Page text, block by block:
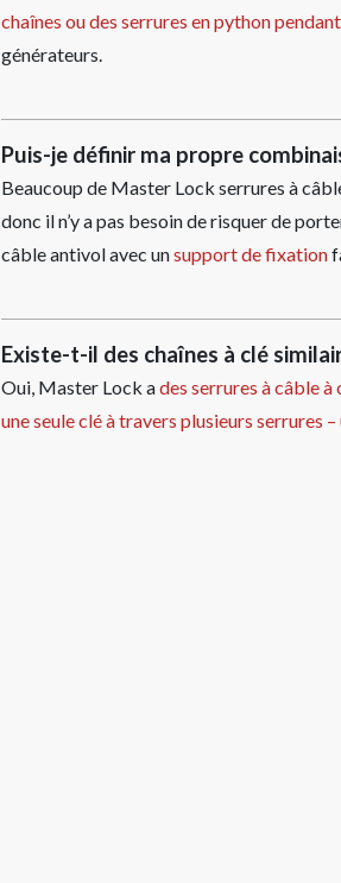
chaînes ou des serrures en python
générateurs.
Puis-je définir ma propre
Beaucoup de Master Lock serrures à
donc il n’y a pas besoin de risquer de
câble antivol avec unsupport de fixation
Existe-t-il des chaînes à clé
Oui, Master Lock ades serrures à câble à
une seule clé à travers plusieurs serrures